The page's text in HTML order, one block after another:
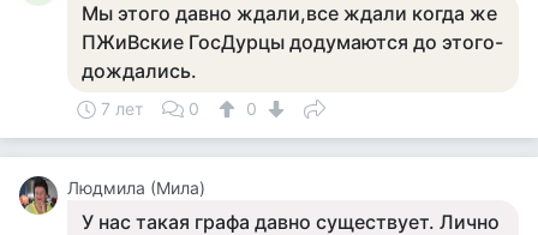
Мы этого давно ждали,все ждали когда же
ПЖиВские ГосДурцы додумаются до этого-
дождались.
7 лет 0 0
Людмила (Мила)
У нас такая графа давно существует. Лично